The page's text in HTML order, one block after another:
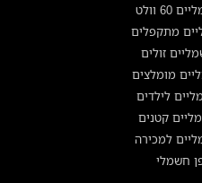
וולט
מתקפלים
זולים
מומלצים
לילדים
קטנים
למכירה
חשמלי